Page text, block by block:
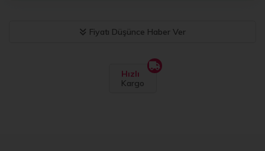
Fiyatı Düşünce Haber Ver
Hızlı
Kargo